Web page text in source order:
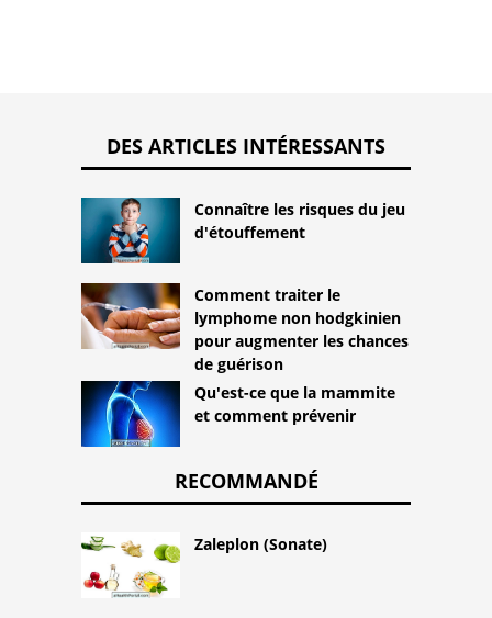
DES ARTICLES INTÉRESSANTS
Connaître les risques du jeu
d'étouffement
Comment traiter le
lymphome non hodgkinien
pour augmenter les chances
de guérison
Qu'est-ce que la mammite
et comment prévenir
RECOMMANDÉ
Zaleplon (Sonate)